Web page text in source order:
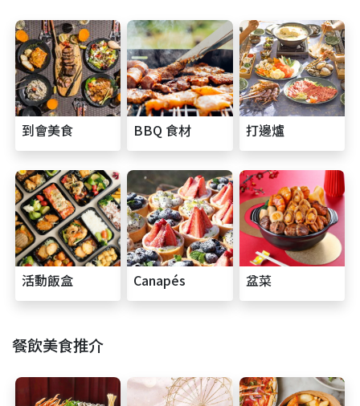
到會美食 BBQ 食材 打邊爐
活動飯盒 Canapés 盆菜
餐飲美食推介